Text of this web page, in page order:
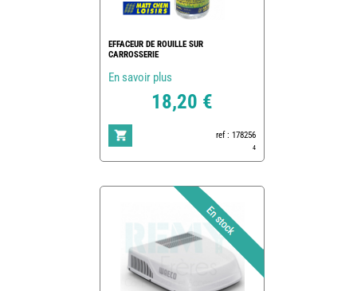
EFFACEUR DE ROUILLE SUR
CARROSSERIE
En savoir plus
18,20 €
ref : 178256
4